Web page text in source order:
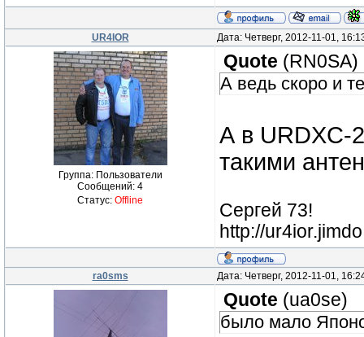
UR4IOR Дата: Четверг, 2012-11-01,
Группа: Пользователи
Сообщений: 4
Статус: Offline
Quote (RN0SA)
А ведь скоро и
А в URDXC-
такими
Сергей 73!
http://
ra0sms Дата: Четверг, 2012-11-01,
Quote (ua0se)
было мало